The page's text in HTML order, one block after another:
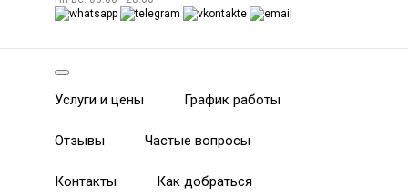
Услуги и цены График работы
Отзывы Частые вопросы
Контакты Как добраться